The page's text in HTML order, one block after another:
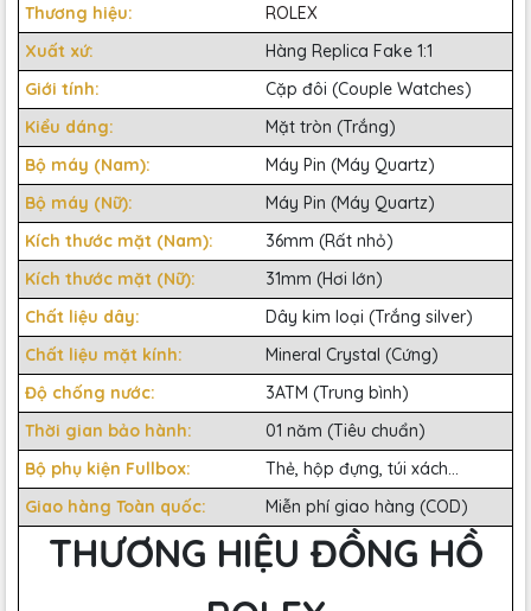
Thương hiệu:
ROLEX
Xuất xứ:
Hàng Replica Fake 1:1
Giới tính:
Cặp đôi (Couple Watches)
Kiểu dáng:
Mặt tròn (Trắng)
Bộ máy (Nam):
Máy Pin (Máy Quartz)
Bộ máy (Nữ):
Máy Pin (Máy Quartz)
Kích thước mặt (Nam):
36mm (Rất nhỏ)
Kích thước mặt (Nữ):
31mm (Hơi lớn)
Chất liệu dây:
Dây kim loại (Trắng silver)
Chất liệu mặt kính:
Mineral Crystal (Cứng)
Độ chống nước:
3ATM (Trung bình)
Thời gian bảo hành:
01 năm (Tiêu chuẩn)
Bộ phụ kiện Fullbox:
Thẻ, hộp đựng, túi xách...
Giao hàng Toàn quốc:
Miễn phí giao hàng (COD)
THƯƠNG HIỆU ĐỒNG HỒ